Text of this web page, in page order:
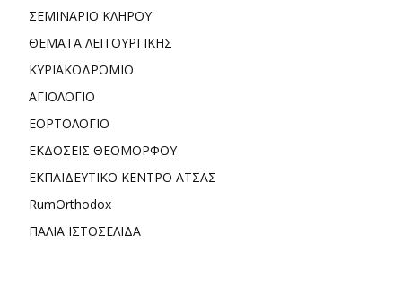
ΣΕΜΙΝΑΡΙΟ ΚΛΗΡΟΥ
ΘΕΜΑΤΑ ΛΕΙΤΟΥΡΓΙΚΗΣ
ΚΥΡΙΑΚΟΔΡΟΜΙΟ
ΑΓΙΟΛΟΓΙΟ
ΕΟΡΤΟΛΟΓΙΟ
ΕΚΔΟΣΕΙΣ ΘΕΟΜΟΡΦΟΥ
ΕΚΠΑΙΔΕΥΤΙΚΟ ΚΕΝΤΡΟ ΑΤΣΑΣ
RumOrthodox
ΠΑΛΙΑ ΙΣΤΟΣΕΛΙΔΑ